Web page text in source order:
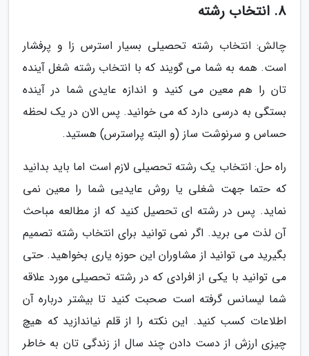
8. انتخاب رشته
چالش: انتخاب رشته تحصیلی بسیار استرس زا و پرفشار
است. همه به شما می گویند که با انتخاب رشته شغل آینده
تان را هم معین می کنید و اندازه عایدی شما در آینده
بستگی به درسی دارد که می خوانید. پس الان در یک لحظه
حساس و سرنوشت ساز (و البته پراسترس) هستید.
راه حل: انتخاب یک رشته تحصیلی لازم است اما باید بدانید
که حتما جهت شغلی یا روش عایدیی شما را معین نمی
نماید. پس در رشته ای تحصیل کنید که از مطالعه مباحث
آن لذت می برید. اگر نمی توانید برای انتخاب رشته تصمیم
بگیرید می توانید از مشاوران این حوزه یاری بخواهید. حتی
می توانید با یکی از افرادی که در رشته تحصیلی مورد علاقه
شما لیسانس گرفته است صحبت کنید تا بیشتر درباره آن
اطلاعات کسب کنید. این نکته را از قلم نیاندازید که هیچ
چیزی ارزش از دست دادن چند سال از زندگی تان به خاطر